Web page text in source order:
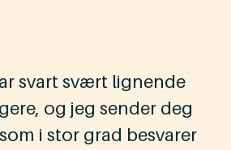
svart svært lignende
og jeg sender deg
i stor grad besvarer